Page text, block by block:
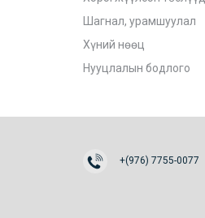
Шагнал, урамшуулал
Хүний нөөц
Нууцлалын бодлого
+(976) 7755-0077